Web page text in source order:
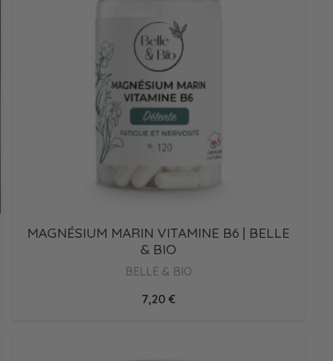
MAGNÉSIUM MARIN VITAMINE B6 | BELLE
& BIO
BELLE & BIO
7,20 €